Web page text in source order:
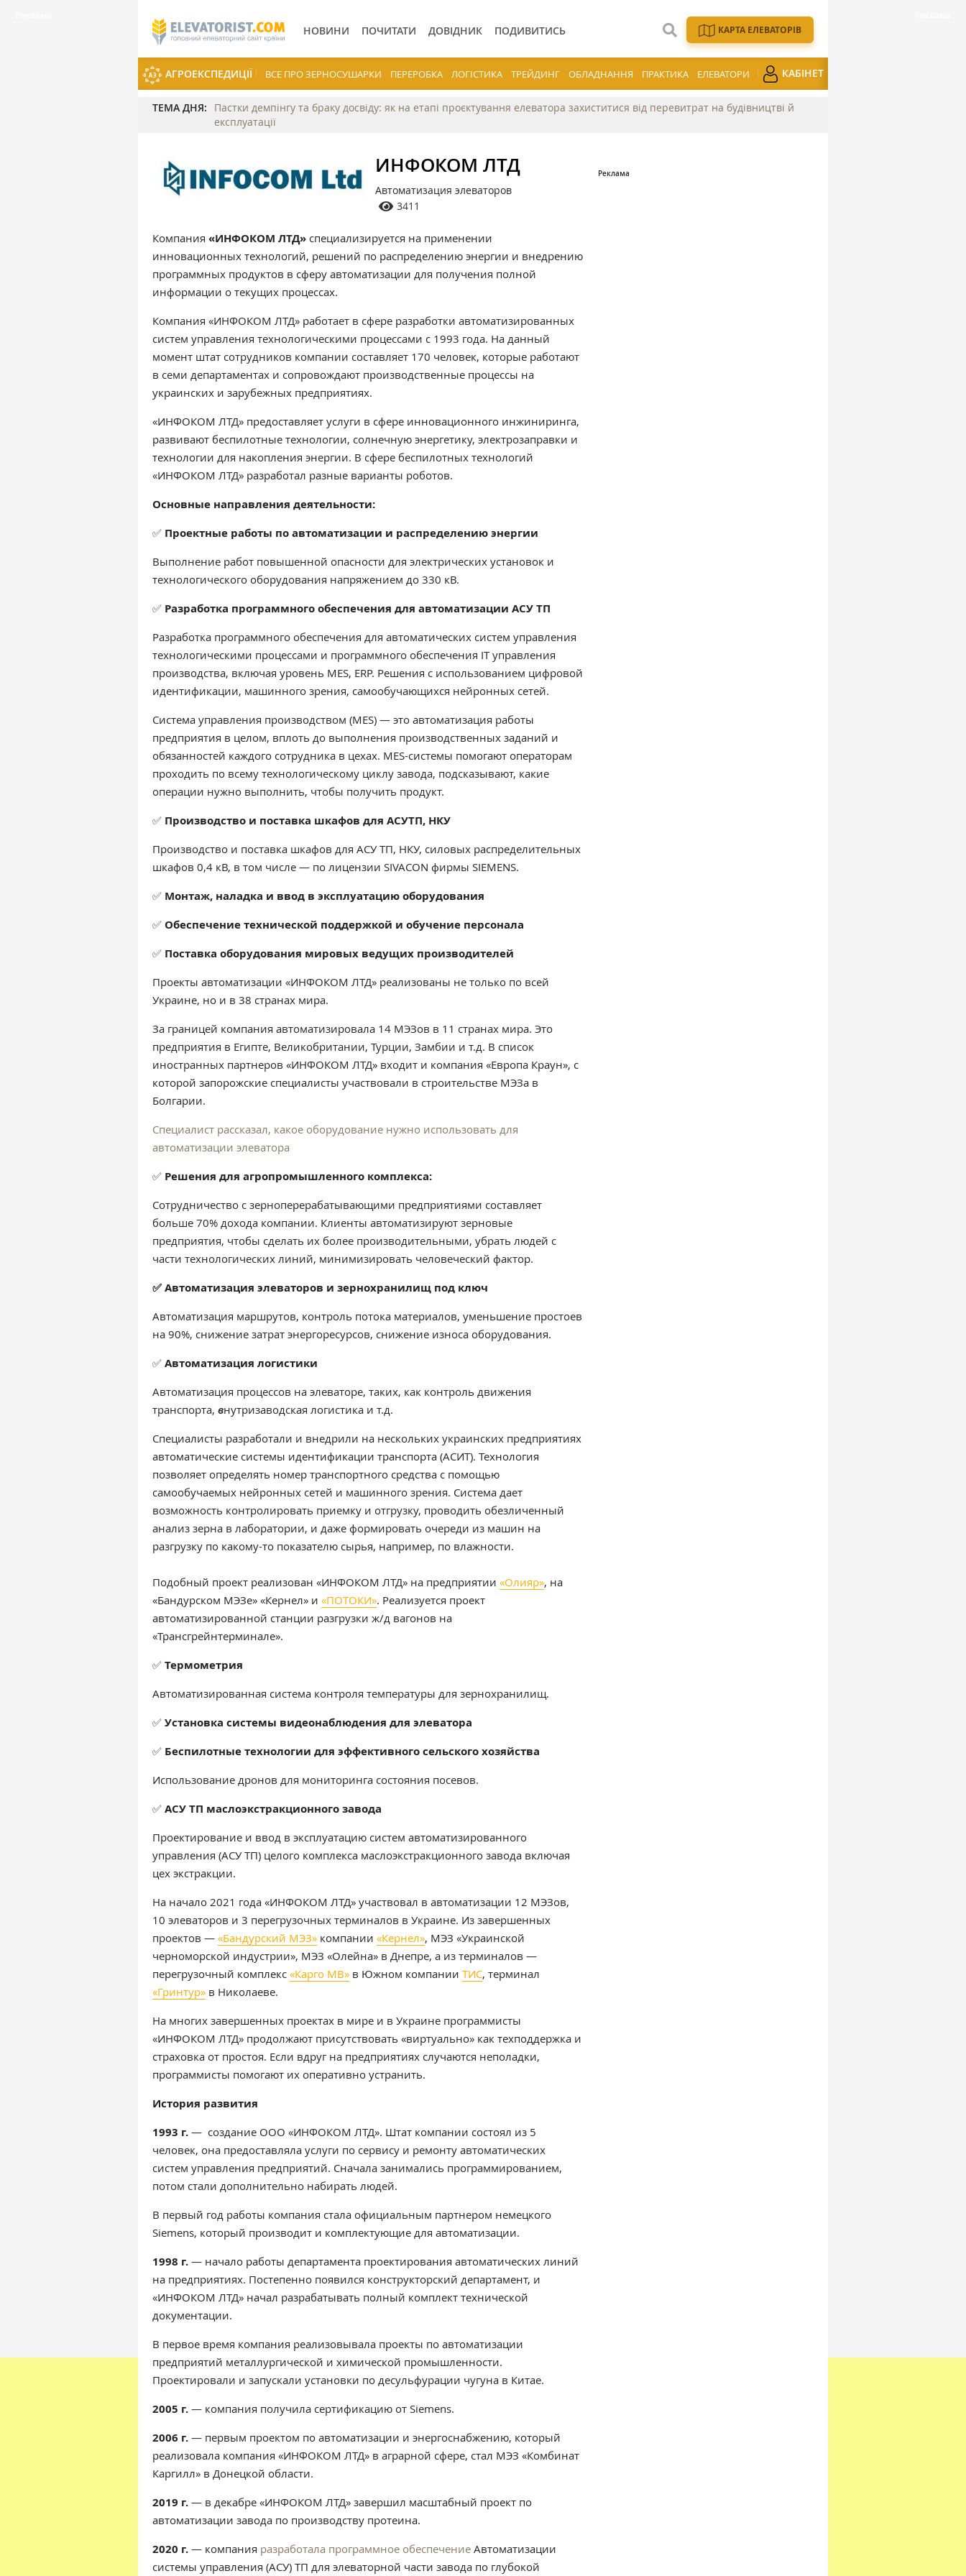
НОВИНИ ПОЧИТАТИ ДОВІДНИК ПОДИВИТИСЬ КАРТА ЕЛЕВАТОРІВ
АГРОЕКСПЕДИЦІЇ ВСЕ ПРО ЗЕРНОСУШАРКИ ПЕРЕРОБКА ЛОГІСТИКА ТРЕЙДИНГ ОБЛАДНАННЯ ПРАКТИКА ЕЛЕВАТОРИ КАБІНЕТ
ТЕМА ДНЯ:
Пастки демпінгу та браку досвіду: як на етапі проєктування елеватора захиститися від перевитрат на будівництві й
експлуатації
ИНФОКОМ ЛТД
Автоматизация элеваторов
3411
Компания «ИНФОКОМ ЛТД» специализируется на применении
инновационных технологий, решений по распределению энергии и внедрению
программных продуктов в сферу автоматизации для получения полной
информации о текущих процессах.
Компания «ИНФОКОМ ЛТД» работает в сфере разработки автоматизированных
систем управления технологическими процессами с 1993 года. На данный
момент штат сотрудников компании составляет 170 человек, которые работают
в семи департаментах и сопровождают производственные процессы на
украинских и зарубежных предприятиях.
«ИНФОКОМ ЛТД» предоставляет услуги в сфере инновационного инжиниринга,
развивают беспилотные технологии, солнечную энергетику, электрозаправки и
технологии для накопления энергии. В сфере беспилотных технологий
«ИНФОКОМ ЛТД» разработал разные варианты роботов.
Основные направления деятельности:
✅ Проектные работы по автоматизации и распределению энергии
Выполнение работ повышенной опасности для электрических установок и
технологического оборудования напряжением до 330 кВ.
✅ Разработка программного обеспечения для автоматизации АСУ ТП
Разработка программного обеспечения для автоматических систем управления
технологическими процессами и программного обеспечения IT управления
производства, включая уровень MES, ERP. Решения с использованием цифровой
идентификации, машинного зрения, самообучающихся нейронных сетей.
Система управления производством (MES) — это автоматизация работы
предприятия в целом, вплоть до выполнения производственных заданий и
обязанностей каждого сотрудника в цехах. MES-системы помогают операторам
проходить по всему технологическому циклу завода, подсказывают, какие
операции нужно выполнить, чтобы получить продукт.
✅ Производство и поставка шкафов для АСУТП, НКУ
Производство и поставка шкафов для АСУ ТП, НКУ, силовых распределительных
шкафов 0,4 кВ, в том числе — по лицензии SIVACON фирмы SIEMENS.
✅ Монтаж, наладка и ввод в эксплуатацию оборудования
✅ Обеспечение технической поддержкой и обучение персонала
✅ Поставка оборудования мировых ведущих производителей
Проекты автоматизации «ИНФОКОМ ЛТД» реализованы не только по всей
Украине, но и в 38 странах мира.
За границей компания автоматизировала 14 МЭЗов в 11 странах мира. Это
предприятия в Египте, Великобритании, Турции, Замбии и т.д. В список
иностранных партнеров «ИНФОКОМ ЛТД» входит и компания «Европа Краун», с
которой запорожские специалисты участвовали в строительстве МЭЗа в
Болгарии.
Специалист рассказал, какое оборудование нужно использовать для
автоматизации элеватора
✅ Решения для агропромышленного комплекса:
Сотрудничество с зерноперерабатывающими предприятиями составляет
больше 70% дохода компании. Клиенты автоматизируют зерновые
предприятия, чтобы сделать их более производительными, убрать людей с
части технологических линий, минимизировать человеческий фактор.
✅ Автоматизация элеваторов и зернохранилищ под ключ
Автоматизация маршрутов, контроль потока материалов, уменьшение простоев
на 90%, снижение затрат энергоресурсов, снижение износа оборудования.
✅ Автоматизация логистики
Автоматизация процессов на элеваторе, таких, как контроль движения
транспорта, внутризаводская логистика и т.д.
Специалисты разработали и внедрили на нескольких украинских предприятиях
автоматические системы идентификации транспорта (АСИТ). Технология
позволяет определять номер транспортного средства с помощью
самообучаемых нейронных сетей и машинного зрения. Система дает
возможность контролировать приемку и отгрузку, проводить обезличенный
анализ зерна в лаборатории, и даже формировать очереди из машин на
разгрузку по какому-то показателю сырья, например, по влажности.
Подобный проект реализован «ИНФОКОМ ЛТД» на предприятии «Олияр», на
«Бандурском МЭЗе» «Кернел» и «ПОТОКИ». Реализуется проект
автоматизированной станции разгрузки ж/д вагонов на
«Трансгрейнтерминале».
✅ Термометрия
Автоматизированная система контроля температуры для зернохранилищ.
✅ Установка системы видеонаблюдения для элеватора
✅ Беспилотные технологии для эффективного сельского хозяйства
Использование дронов для мониторинга состояния посевов.
✅ АСУ ТП маслоэкстракционного завода
Проектирование и ввод в эксплуатацию систем автоматизированного
управления (АСУ ТП) целого комплекса маслоэкстракционного завода включая
цех экстракции.
На начало 2021 года «ИНФОКОМ ЛТД» участвовал в автоматизации 12 МЭЗов,
10 элеваторов и 3 перегрузочных терминалов в Украине. Из завершенных
проектов — «Бандурский МЭЗ» компании «Кернел», МЭЗ «Украинской
черноморской индустрии», МЭЗ «Олейна» в Днепре, а из терминалов —
перегрузочный комплекс «Карго МВ» в Южном компании ТИС, терминал
«Гринтур» в Николаеве.
На многих завершенных проектах в мире и в Украине программисты
«ИНФОКОМ ЛТД» продолжают присутствовать «виртуально» как техподдержка и
страховка от простоя. Если вдруг на предприятиях случаются неполадки,
программисты помогают их оперативно устранить.
История развития
1993 г. — создание ООО «ИНФОКОМ ЛТД». Штат компании состоял из 5
человек, она предоставляла услуги по сервису и ремонту автоматических
систем управления предприятий. Сначала занимались программированием,
потом стали дополнительно набирать людей.
В первый год работы компания стала официальным партнером немецкого
Siemens, который производит и комплектующие для автоматизации.
1998 г. — начало работы департамента проектирования автоматических линий
на предприятиях. Постепенно появился конструкторский департамент, и
«ИНФОКОМ ЛТД» начал разрабатывать полный комплект технической
документации.
В первое время компания реализовывала проекты по автоматизации
предприятий металлургической и химической промышленности.
Проектировали и запускали установки по десульфурации чугуна в Китае.
2005 г. — компания получила сертификацию от Siemens.
2006 г. — первым проектом по автоматизации и энергоснабжению, который
реализовала компания «ИНФОКОМ ЛТД» в аграрной сфере, стал МЭЗ «Комбинат
Каргилл» в Донецкой области.
2019 г. — в декабре «ИНФОКОМ ЛТД» завершил масштабный проект по
автоматизации завода по производству протеина.
2020 г. — компания разработала программное обеспечение Автоматизации
системы управления (АСУ) ТП для элеваторной части завода по глубокой